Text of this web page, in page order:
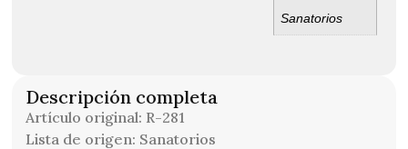
Sanatorios
Descripción completa
Artículo original: R-281
Lista de origen: Sanatorios